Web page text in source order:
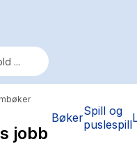
BøkerSpill og
puslespill
jobb